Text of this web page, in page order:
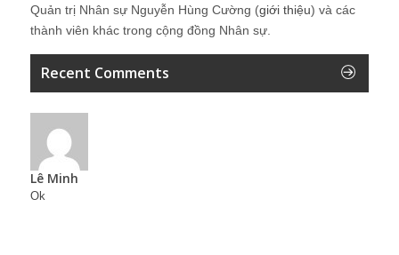
Quản trị Nhân sự Nguyễn Hùng Cường (giới thiệu) và các
thành viên khác trong cộng đồng Nhân sự.
Recent Comments
Lê Minh
Ok